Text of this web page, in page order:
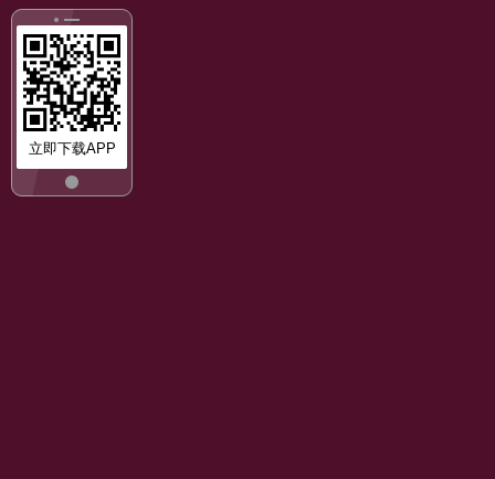
立即下载APP